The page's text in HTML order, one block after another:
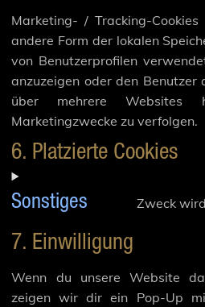
Marketing- / Tracking-
andere Form der lokalen
von Benutzerprofilen
anzuzeigen oder den
über mehrere Websites
Marketingzwecke zu verfolgen.
6. Platzierte Cookies
Sonstiges Zweck
7. Einwilligung
Wenn du unsere Website
zeigen wir dir ein Pop-Up